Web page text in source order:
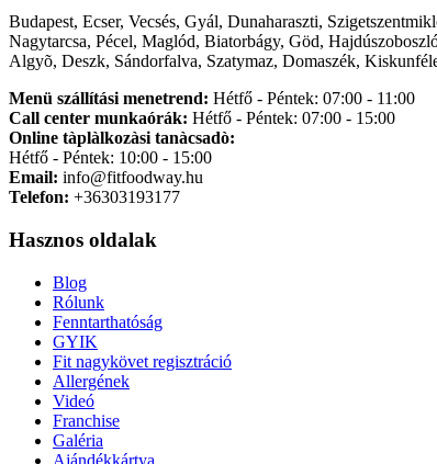
Budapest, Ecser, Vecsés, Gyál, Dunaharaszti,
Nagytarcsa, Pécel, Maglód, Biatorbágy, Göd,
Algyõ, Deszk, Sándorfalva, Szatymaz, Domaszék,
Menü szállítási menetrend: Hétfő - Péntek: 07:00 - 11:00
Call center munkaórák: Hétfő - Péntek: 07:00 - 15:00
Online tàplàlkozàsi tanàcsadò:
Hétfő - Péntek: 10:00 - 15:00
Email: info@fitfoodway.hu
Telefon: +36303193177
Hasznos oldalak
Blog
Rólunk
Fenntarthatóság
GYIK
Fit nagykövet regisztráció
Allergének
Videó
Franchise
Galéria
Ajándékkártya